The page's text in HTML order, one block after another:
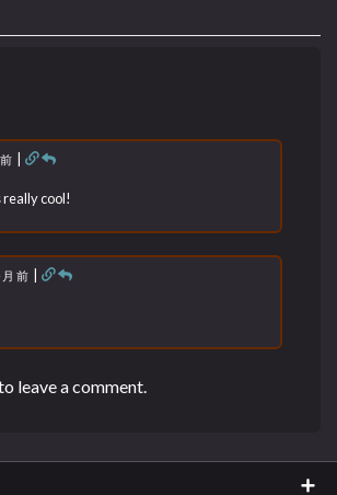
|
really cool!
月 前 |
leave a comment.